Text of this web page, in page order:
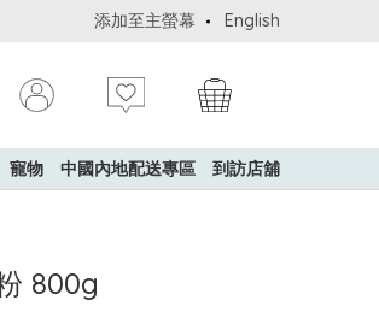
高達5%簽賬回贈！ 購買一般貨品(冷凍食品
添加至主螢幕 English
寵物 中國內地配送專區 到訪店舖
800g